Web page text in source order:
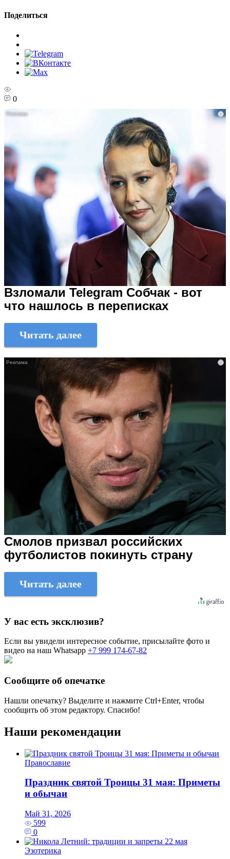
Поделиться
0
i
Взломали Telegram Собчак - вот
что нашлось в переписках
Читать далее
i
Смолов призвал российских
футболистов покинуть страну
Читать далее
У вас есть эксклюзив?
Если вы увидели интересное событие, присылайте фото и
видео на наш Whatsapp +7 999 174-67-82
Сообщите об опечатке
Нашли опечатку? Выделите и нажмите Ctrl+Enter, чтобы
сообщить об этом редактору. Спасибо!
Наши рекомендации
Православие
Праздник святой Троицы 31 мая: Приметы
и обычаи
Май 31, 2026
599
0
Эзотерика